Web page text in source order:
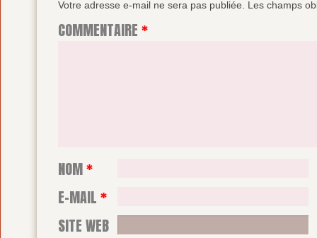
Votre adresse e-mail ne sera pas publiée. Les champs
COMMENTAIRE*
NOM*
E-MAIL*
SITE WEB